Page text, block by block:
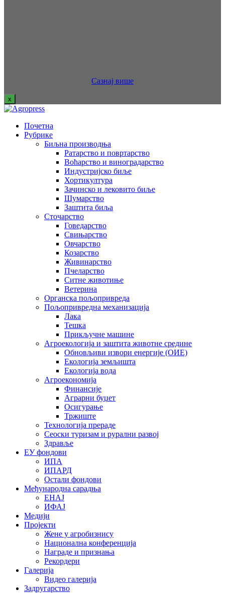
Сазнај више
x
Почетна
Рубрике
Биљна производња
Ратарство и повртарство
Воћарство и виноградарство
Индустријско биље
Хортикултура
Зачинско и лековито биље
Шумарство
Заштита биља
Сточарство
Говедарство
Свињарство
Овчарство
Козарство
Живинарство
Пчеларство
Ситне животиње
Ветерина
Органска пољопривреда
Пољопривредна механизација
Лака
Тешка
Прикључне машине
Агроекологија и заштита животне средине
Обновљиви извори енергије (ОИЕ)
Екологија земљишта
Екологија вода
Агроекономија
Финансије
Аграрни буџет
Осигурање
Тржиште
Технологија прераде
Сеоски туризам и рурални развој
Здравље
ЕУ фондови
ИПА
ИПАРД
Остали фондови
Међународна сарадња
ЕНАЈ
ИФАЈ
Медији
Пројекти
Жене у агробизнису
Национална конференција
Награде и признања
Рекордери
Галерија
Видео галерија
Задругарство